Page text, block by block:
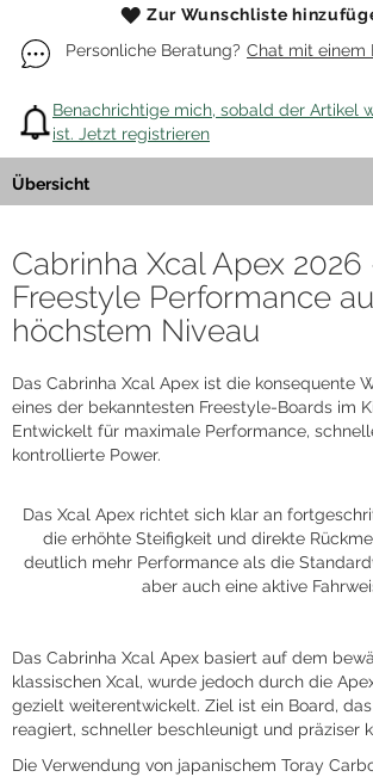
Zur Wunschliste
Personliche Beratung? Chat mit einem
Benachrichtige mich, sobald der Artikel
ist. Jetzt registrieren
Übersicht
Cabrinha Xcal Apex 2026
Freestyle Performance
höchstem Niveau
Das Cabrinha Xcal Apex ist die konsequente
eines der bekanntesten Freestyle-Boards im
Entwickelt für maximale Performance,
kontrollierte Power.
Das Xcal Apex richtet sich klar an
die erhöhte Steifigkeit und direkte
deutlich mehr Performance als die
aber auch eine aktive
Das Cabrinha Xcal Apex basiert auf dem
klassischen Xcal, wurde jedoch durch die
gezielt weiterentwickelt. Ziel ist ein Board,
reagiert, schneller beschleunigt und präziser
Die Verwendung von japanischem Toray